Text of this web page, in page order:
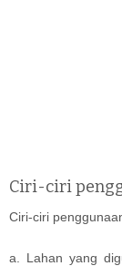
Ciri-ciri
Ciri-ciri
a. Lahan yang